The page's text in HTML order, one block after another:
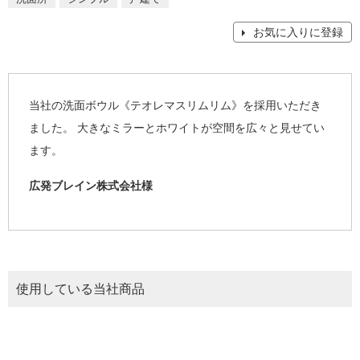
お気に入りに登録
当社の洗面ボウル《テオレマスリムリム》を採用いただき
ました。 大きなミラーとホワイトが空間を広々と見せてい
ます。
広発ブレイン株式会社様
使用している当社商品